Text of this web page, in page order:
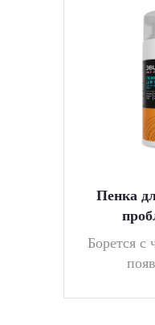
Пенка
Борется с